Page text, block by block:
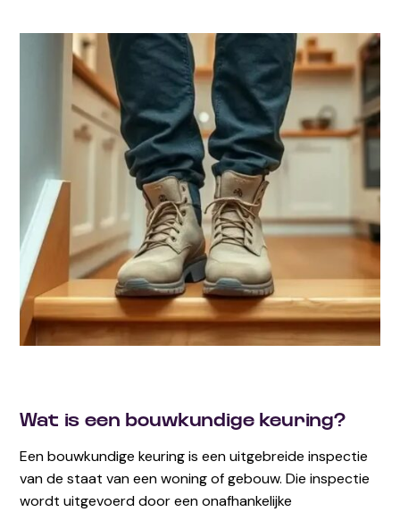
Wat is een bouwkundige keuring?
Een bouwkundige keuring is een uitgebreide inspectie
van de staat van een woning of gebouw. Die inspectie
wordt uitgevoerd door een onafhankelijke